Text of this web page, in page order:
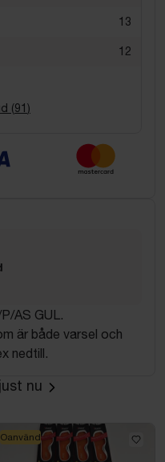
13
12
(91 )
AS GUL.
är både varsel och
nedtill.
nu
Oanvänd